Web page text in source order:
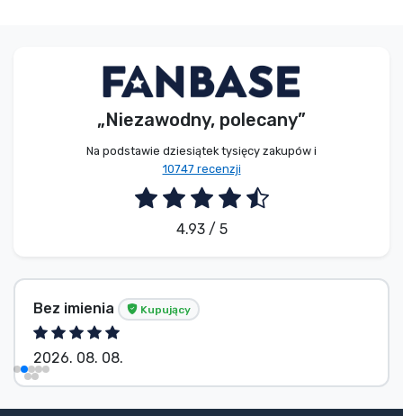
„Niezawodny, polecany”
Na podstawie dziesiątek tysięcy zakupów i
10747 recenzji
4.93 / 5
Bez imienia Kupujący
2026. 08. 08.